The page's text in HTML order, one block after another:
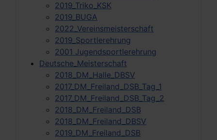
2019_Triko_KSK
2019_BUGA
2022_Vereinsmeisterschaft
2019_Sportlerehrung
2001 Jugendsportlerehrung
Deutsche_Meisterschaft
2018_DM_Halle_DBSV
2017_DM_Freiland_DSB_Tag_1
2017_DM_Freiland_DSB_Tag_2
2018_DM_Freiland_DSB
2018_DM_Freiland_DBSV
2019_DM_Freiland_DSB